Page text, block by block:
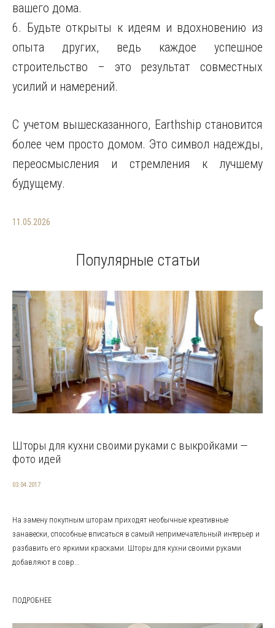
вашего дома.
6. Будьте открыты к идеям и вдохновению из
опыта других, ведь каждое успешное
строительство – это результат совместных
усилий и намерений.
С учетом вышесказанного, Earthship становится
более чем просто домом. Это символ надежды,
переосмысления и стремления к лучшему
будущему.
11.05.2026
Популярные статьи
Шторы для кухни своими руками с выкройками —
фото идей
03.04.2017
На замену покупным шторам приходят необычные креативные
занавески, способные вписаться в самый непримечательный интерьер и
разбавить его яркими красками. Шторы для кухни своими руками
добавляют в совр...
ПОДРОБНЕЕ